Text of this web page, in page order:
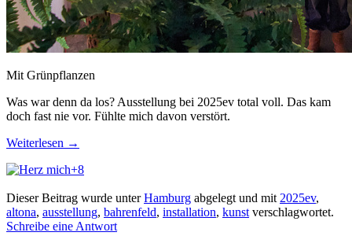
Mit Grünpflanzen
Was war denn da los? Ausstellung bei 2025ev total voll. Das kam
doch fast nie vor. Fühlte mich davon verstört.
Weiterlesen →
+8
Dieser Beitrag wurde unterHamburg abgelegt und mit 2025ev,
altona, ausstellung, bahrenfeld, installation, kunst verschlagwortet.
Schreibe eine Antwort